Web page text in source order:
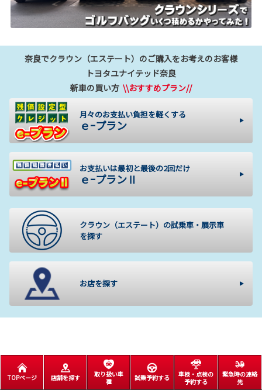
奈良でクラウン（エステート）のご購入をお考えのお客様
トヨタユナイテッド奈良
新車の買い方 \\おすすめプラン//
月々のお支払い負担を軽くする
ｅｰプラン
お支払いは最初と最後の2回だけ
ｅｰプランⅡ
クラウン（エステート）の試乗車・展示車
を探す
お店を探す
TOPページ 店舗を探す
取り扱い車
種
試乗予約する
車検・点検の
予約する
緊急時の連絡
先